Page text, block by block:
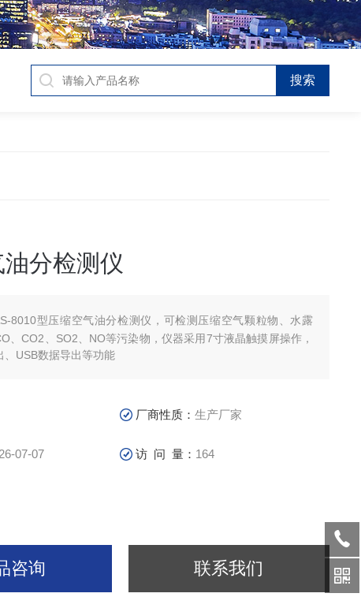
分检测仪
8010型压缩空气油分检测仪，可检测压缩空气颗粒物、水露
、CO2、SO2、NO等污染物，仪器采用7寸液晶触摸屏操作，
、USB数据导出等功能
厂商性质：生产厂家
07-07 访 问 量： 164
咨询 联系我们